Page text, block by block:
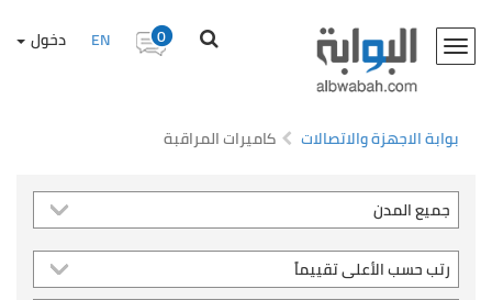
Toggle
navigation
0
EN دخول
بوابة الاجهزة والاتصالات كاميرات المراقبة